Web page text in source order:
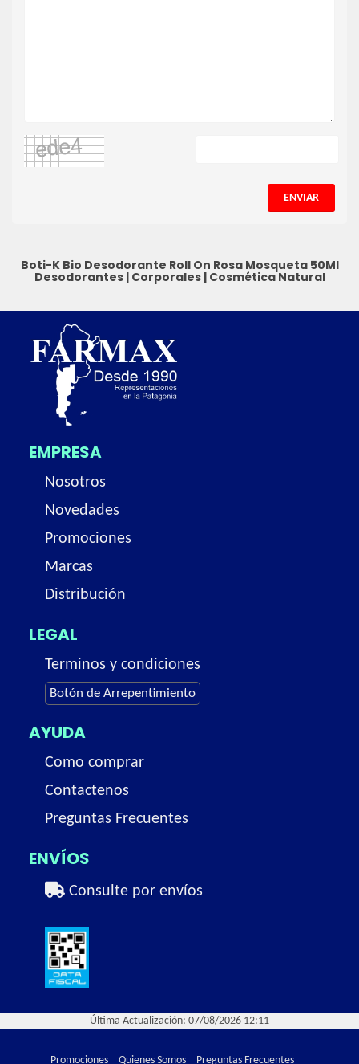
ENVIAR
Boti-K Bio Desodorante Roll On Rosa Mosqueta 50Ml
Desodorantes| Corporales| Cosmética Natural
EMPRESA
Nosotros
Novedades
Promociones
Marcas
Distribución
LEGAL
Terminos y condiciones
Botón de Arrepentimiento
AYUDA
Como comprar
Contactenos
Preguntas Frecuentes
ENVÍOS
Consulte por envíos
Última Actualización: 07/08/2026 12:11
Promociones Quienes Somos Preguntas Frecuentes